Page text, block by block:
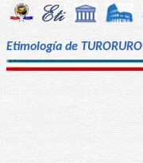
Etimología de TURORURO